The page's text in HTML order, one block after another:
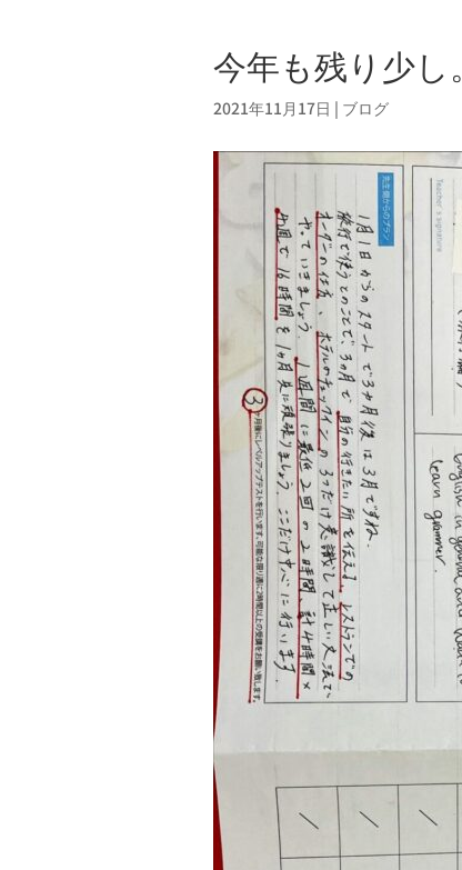
今年も残り少し。
2021年11月17日 | ブログ